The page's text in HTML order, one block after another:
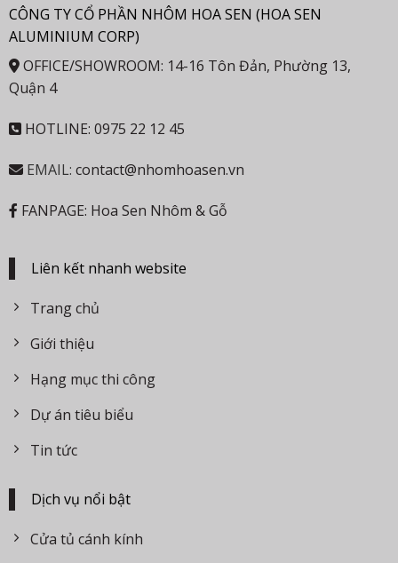
CÔNG TY CỔ PHẦN NHÔM HOA SEN (HOA SEN
ALUMINIUM CORP)
OFFICE/SHOWROOM: 14-16 Tôn Đản, Phường 13,
Quận 4
HOTLINE: 0975 22 12 45
EMAIL: contact@nhomhoasen.vn
FANPAGE: Hoa Sen Nhôm & Gỗ
Liên kết nhanh website
Trang chủ
Giới thiệu
Hạng mục thi công
Dự án tiêu biểu
Tin tức
Dịch vụ nổi bật
Cửa tủ cánh kính